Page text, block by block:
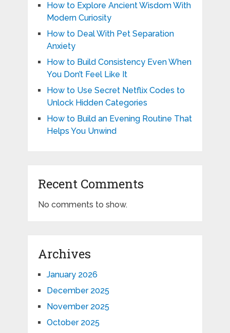
How to Explore Ancient Wisdom With
Modern Curiosity
How to Deal With Pet Separation
Anxiety
How to Build Consistency Even When
You Don’t Feel Like It
How to Use Secret Netflix Codes to
Unlock Hidden Categories
How to Build an Evening Routine That
Helps You Unwind
Recent Comments
No comments to show.
Archives
January 2026
December 2025
November 2025
October 2025